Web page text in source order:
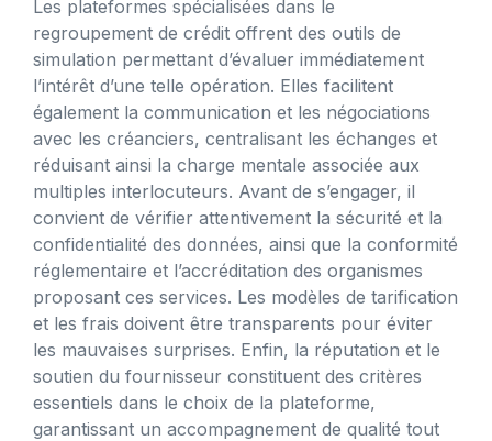
Les plateformes spécialisées dans le
regroupement de crédit offrent des outils de
simulation permettant d’évaluer immédiatement
l’intérêt d’une telle opération. Elles facilitent
également la communication et les négociations
avec les créanciers, centralisant les échanges et
réduisant ainsi la charge mentale associée aux
multiples interlocuteurs. Avant de s’engager, il
convient de vérifier attentivement la sécurité et la
confidentialité des données, ainsi que la conformité
réglementaire et l’accréditation des organismes
proposant ces services. Les modèles de tarification
et les frais doivent être transparents pour éviter
les mauvaises surprises. Enfin, la réputation et le
soutien du fournisseur constituent des critères
essentiels dans le choix de la plateforme,
garantissant un accompagnement de qualité tout